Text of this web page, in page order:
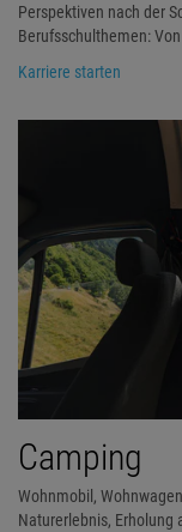
Perspektiven nach der
Berufsschulthemen:
Karriere starten
Camping
Wohnmobil,
Naturerlebnis, Erholung